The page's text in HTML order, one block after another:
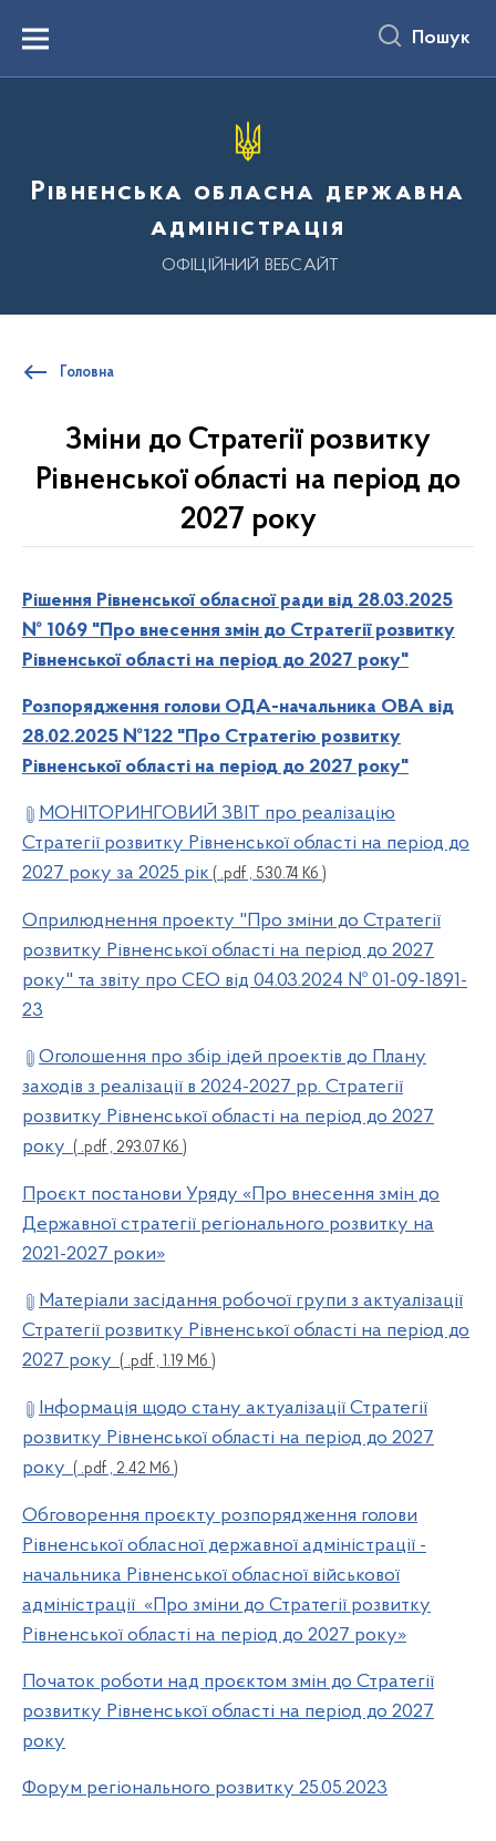
вмістуMenu Пошук
Рівненська обласна державна
адміністрація
ОФІЦІЙНИЙ ВЕБСАЙТ
Головна
Зміни до Стратегії розвитку
Рівненської області на період до
2027 року
Рішення Рівненської обласної ради від 28.03.2025
№ 1069 "Про внесення змін до Стратегії розвитку
Рівненської області на період до 2027 року"
Розпорядження голови ОДА-начальника ОВА від
28.02.2025 №122 "Про Стратегію розвитку
Рівненської області на період до 2027 року"
МОНІТОРИНГОВИЙ ЗВІТ про реалізацію
Стратегії розвитку Рівненської області на період до
2027 року за 2025 рік ( .pdf , 530.74 Кб )
Оприлюднення проекту "Про зміни до Стратегії
розвитку Рівненської області на період до 2027
року" та звіту про СЕО від 04.03.2024 № 01-09-1891-
23
Оголошення про збір ідей проектів до Плану
заходів з реалізації в 2024-2027 рр. Стратегії
розвитку Рівненської області на період до 2027
року ( .pdf , 293.07 Кб )
Проєкт постанови Уряду «Про внесення змін до
Державної стратегії регіонального розвитку на
2021-2027 роки»
Матеріали засідання робочої групи з актуалізації
Стратегії розвитку Рівненської області на період до
2027 року ( .pdf , 1.19 Мб )
Інформація щодо стану актуалізації Стратегії
розвитку Рівненської області на період до 2027
року ( .pdf , 2.42 Мб )
Обговорення проєкту розпорядження голови
Рівненської обласної державної адміністрації -
начальника Рівненської обласної військової
адміністрації «Про зміни до Стратегії розвитку
Рівненської області на період до 2027 року»
Початок роботи над проєктом змін до Стратегії
розвитку Рівненської області на період до 2027
року
Форум регіонального розвитку 25.05.2023